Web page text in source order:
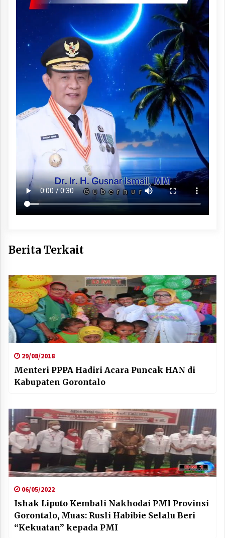
Berita Terkait
29/08/2018
Menteri PPPA Hadiri Acara Puncak HAN di
Kabupaten Gorontalo
06/05/2022
Ishak Liputo Kembali Nakhodai PMI Provinsi
Gorontalo, Muas: Rusli Habibie Selalu Beri
“Kekuatan” kepada PMI